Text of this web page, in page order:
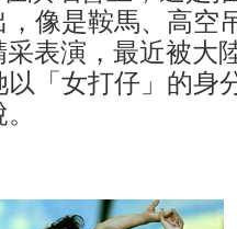
像是鞍馬、高空
表演，最近被大
「女打仔」的身